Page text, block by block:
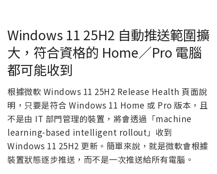
Windows 11 25H2 自動推送範圍擴
大，符合資格的 Home／Pro 電腦
都可能收到
根據微軟 Windows 11 25H2 Release Health 頁面說
明，只要是符合 Windows 11 Home 或 Pro 版本，且
不是由 IT 部門管理的裝置，將會透過「machine
learning-based intelligent rollout」收到
Windows 11 25H2 更新。簡單來說，就是微軟會根據
裝置狀態逐步推送，而不是一次推送給所有電腦。